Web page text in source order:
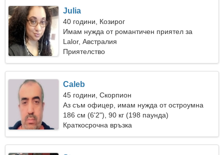
Julia
40 години, Козирог
Имам нужда от романтичен приятел за
семейството си
Lalor, Австралия
Приятелство
Caleb
45 години, Скорпион
Аз съм офицер, имам нужда от остроумна
жена
186 см (6'2"), 90 кг (198 паунда)
Краткосрочна връзка